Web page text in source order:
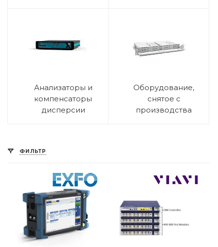
Анализаторы и
компенсаторы
дисперсии
Оборудование,
снятое с
производства
ФИЛЬТР